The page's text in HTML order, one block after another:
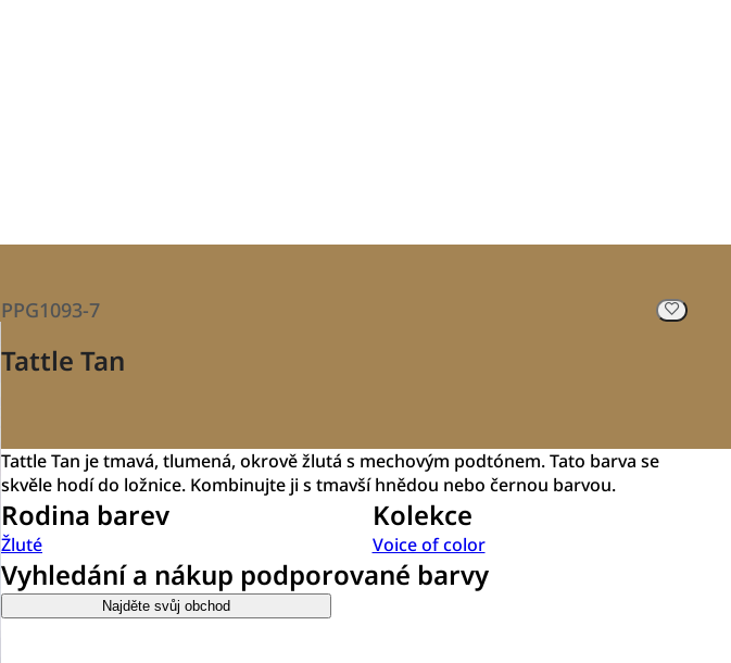
PPG1093-7
Tattle Tan
Tattle Tan je tmavá, tlumená, okrově žlutá s mechovým podtónem. Tato barva se
skvěle hodí do ložnice. Kombinujte ji s tmavší hnědou nebo černou barvou.
Rodina barev
Žluté
Kolekce
Voice of color
Vyhledání a nákup podporované barvy
Najděte svůj obchod